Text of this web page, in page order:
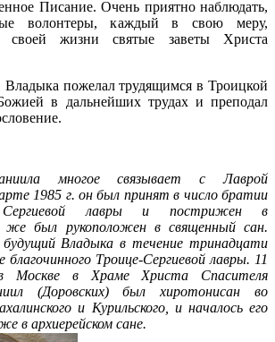
Писание. Очень приятно наблюдать,
волонтеры, каждый в свою меру,
своей жизни святые заветы Христа
Владыка пожелал трудящимся в Троицкой
в дальнейших трудах и преподал
многое связывает с Лаврой
1985 г. он был принят в число братии
Сергиевой лавры и пострижен в
был рукоположен в священный сан.
Владыка в течение тринадцати
благочинного Троице-Сергиевой лавры. 11
Москве в Храме Христа Спасителя
(Доровских) был хиротонисан во
и Курильского, и началось его
в архиерейском сане.